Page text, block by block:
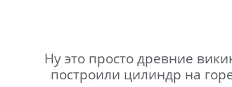
Ну это просто древние
построили цилиндр на